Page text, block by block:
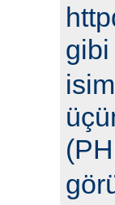
gibi